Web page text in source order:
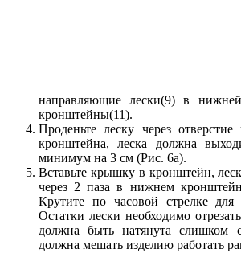
направляющие лески(9) в
кронштейны(11).
Проденьте леску через
кронштейна, леска должна
минимум на 3 см (Рис. 6а).
Вставьте крышку в кронштейн,
через 2 паза в нижнем
Крутите по часовой стрелке для
Остатки лески необходимо
должна быть натянута слишком
должна мешать изделию работать